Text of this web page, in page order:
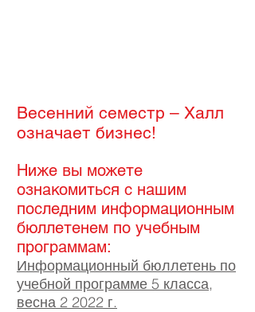
Весенний семестр – Халл
означает бизнес!
Ниже вы можете
ознакомиться с нашим
последним информационным
бюллетенем по учебным
программам:
Информационный бюллетень по
учебной программе 5 класса,
весна 2 2022 г.